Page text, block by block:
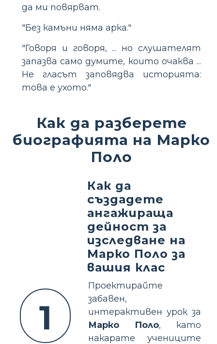
да ми повярват.
"Без камъни няма арка."
"Говоря и говоря, ... но слушателят
запазва само думите, които очаква ...
Не гласът заповядва историята:
това е ухото."
Как да разберете
биографията на Марко
Поло
1
Как да
създадете
ангажираща
дейност за
изследване на
Марко Поло за
вашия клас
Проектирайте
забавен,
интерактивен урок за
Марко Поло, като
накарате учениците